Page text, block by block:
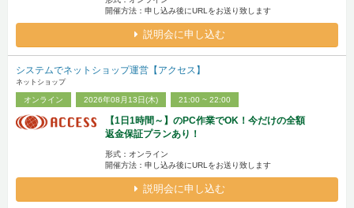
開催方法：申し込み後にURLをお送り致します
説明会に申し込む
システムでネットショップ運営【アクセス】
ネットショップ
オンライン 2026年08月13日(木) 21:00 ~ 22:00
【1日1時間～】のPC作業でOK！今だけの全額
返金保証プランあり！
形式：オンライン
開催方法：申し込み後にURLをお送り致します
説明会に申し込む